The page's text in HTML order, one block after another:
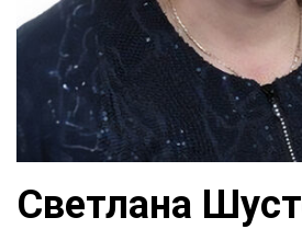
Светлана